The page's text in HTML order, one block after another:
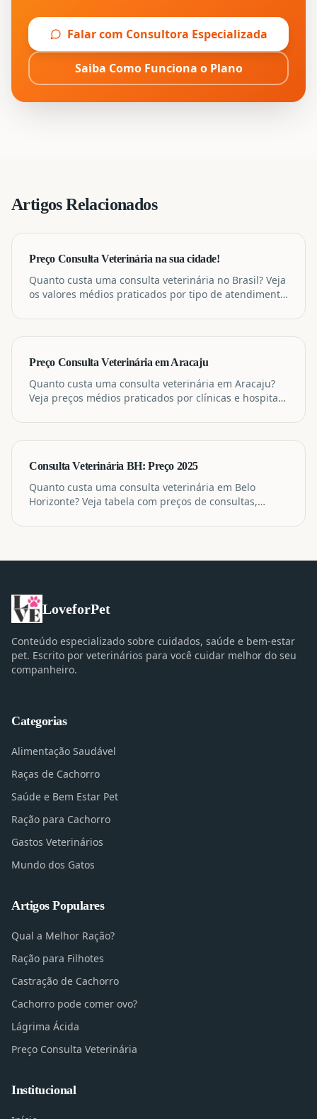
Falar com Consultora Especializada
Saiba Como Funciona o Plano
Artigos Relacionados
Preço Consulta Veterinária na sua cidade!
Quanto custa uma consulta veterinária no Brasil? Veja
os valores médios praticados por tipo de atendimento
Preço Consulta Veterinária em Aracaju
Quanto custa uma consulta veterinária em Aracaju?
Veja preços médios praticados por clínicas e hospitais
Consulta Veterinária BH: Preço 2025
Quanto custa uma consulta veterinária em Belo
Horizonte? Veja tabela com preços de consultas,
LoveforPet
Conteúdo especializado sobre cuidados, saúde e bem-estar
pet. Escrito por veterinários para você cuidar melhor do seu
companheiro.
Categorias
Alimentação Saudável
Raças de Cachorro
Saúde e Bem Estar Pet
Ração para Cachorro
Gastos Veterinários
Mundo dos Gatos
Artigos Populares
Qual a Melhor Ração?
Ração para Filhotes
Castração de Cachorro
Cachorro pode comer ovo?
Lágrima Ácida
Preço Consulta Veterinária
Institucional